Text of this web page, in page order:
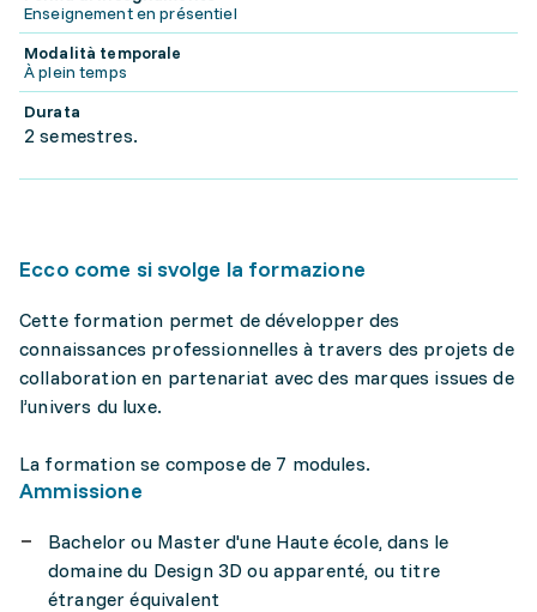
Enseignement en présentiel
Modalità temporale
À plein temps
Durata
2 semestres.
Ecco come si svolge la formazione
Cette formation permet de développer des
connaissances professionnelles à travers des projets de
collaboration en partenariat avec des marques issues de
l’univers du luxe.
La formation se compose de 7 modules.
Ammissione
Bachelor ou Master d'une Haute école, dans le
domaine du Design 3D ou apparenté, ou titre
étranger équivalent